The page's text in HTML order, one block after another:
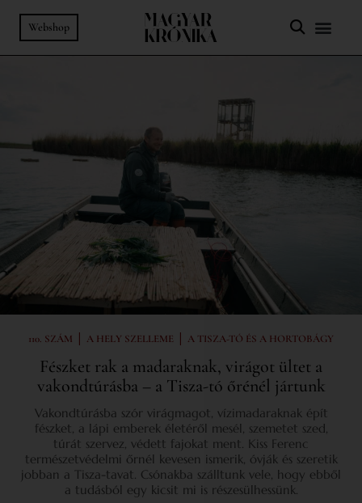
Webshop
110. SZÁM | A HELY SZELLEME | A TISZA-TÓ ÉS A HORTOBÁGY
Fészket rak a madaraknak, virágot ültet a
vakondtúrásba – a Tisza-tó őrénél jártunk
Vakondtúrásba szór virágmagot, vízimadaraknak épít
fészket, a lápi emberek életéről mesél, szemetet szed,
túrát szervez, védett fajokat ment. Kiss Ferenc
természetvédelmi őrnél kevesen ismerik, óvják és szeretik
jobban a Tisza-tavat. Csónakba szálltunk vele, hogy ebből
a tudásból egy kicsit mi is részesülhessünk.